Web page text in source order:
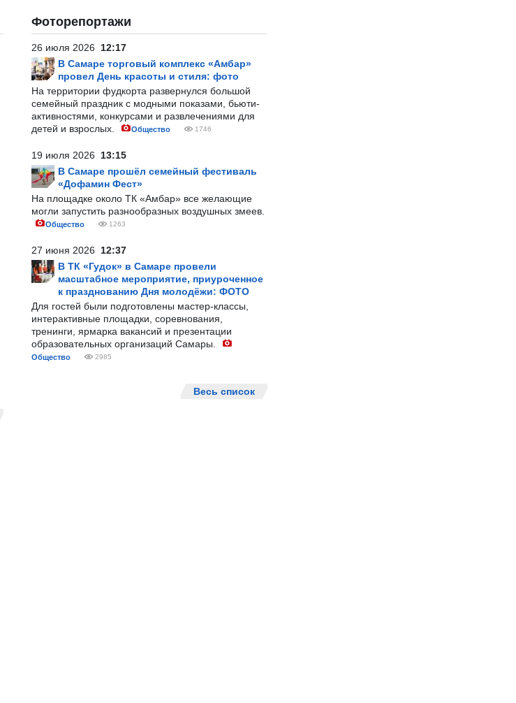
Фоторепортажи
26 июля 2026 12:17
В Самаре торговый комплекс «Амбар»
провел День красоты и стиля: фото
На территории фудкорта развернулся большой
семейный праздник с модными показами, бьюти-
активностями, конкурсами и развлечениями для
детей и взрослых.
Общество 1746
19 июля 2026 13:15
В Самаре прошёл семейный фестиваль
«Дофамин Фест»
На площадке около ТК «Амбар» все желающие
могли запустить разнообразных воздушных змеев.
Общество 1263
27 июня 2026 12:37
В ТК «Гудок» в Самаре провели
масштабное мероприятие, приуроченное
к празднованию Дня молодёжи: ФОТО
Для гостей были подготовлены мастер-классы,
интерактивные площадки, соревнования,
тренинги, ярмарка вакансий и презентации
образовательных организаций Самары.
Общество 2985
Весь список